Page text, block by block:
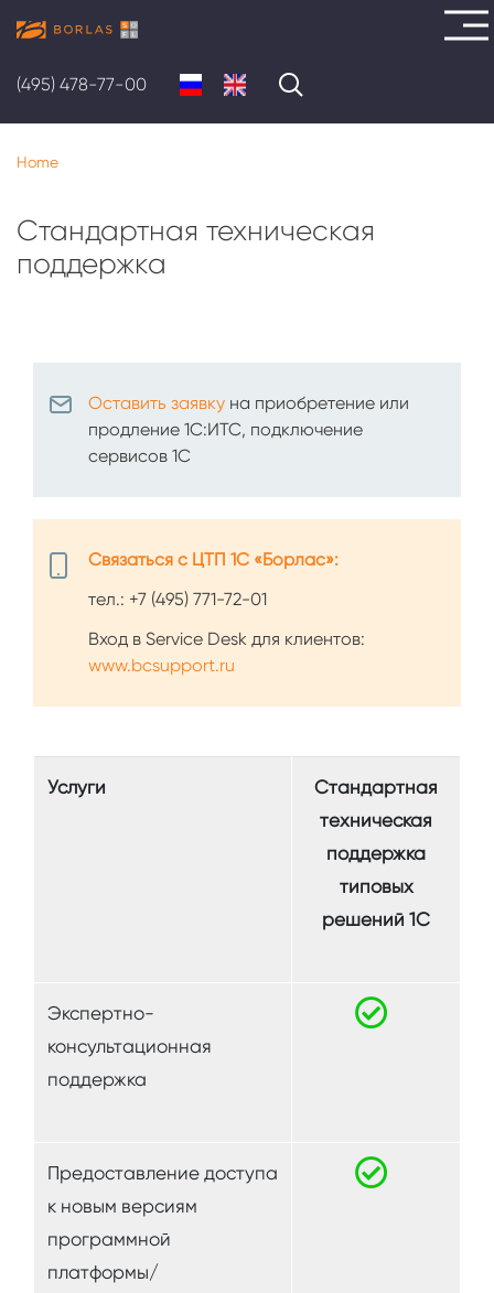
main
content
SERVICES
(495) 478-77-00
Home
Стандартная техническая
поддержка
Оставить заявку на приобретение или
продление 1C:ИТС, подключение
сервисов 1С
Связаться с ЦТП 1С «Борлас»:
тел.: +7 (495) 771-72-01
Вход в Service Desk для клиентов:
www.bcsupport.ru
Услуги
Стандартная
техническая
поддержка
типовых
решений 1С
Экспертно-
консультационная
поддержка
Предоставление доступа
к новым версиям
программной
платформы/